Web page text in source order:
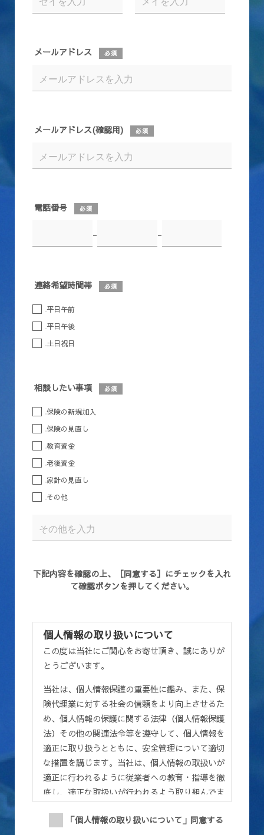
メールアドレス 必須
メールアドレス(確認用) 必須
電話番号 必須
- -
連絡希望時間帯 必須
平日午前
平日午後
土日祝日
相談したい事項 必須
保険の新規加入
保険の見直し
教育資金
老後資金
家計の見直し
その他
下記内容を確認の上、［同意する］にチェックを入れ
て確認ボタンを押してください。
個人情報の取り扱いについて
この度は当社にご関心をお寄せ頂き、誠にありが
とうございます。
当社は、個人情報保護の重要性に鑑み、また、保
険代理業に対する社会の信頼をより向上させるた
め、個人情報の保護に関する法律（個人情報保護
法）その他の関連法令等を遵守して、個人情報を
適正に取り扱うとともに、安全管理について適切
な措置を講じます。当社は、個人情報の取扱いが
適正に行われるように従業者への教育・指導を徹
底し、適正な取扱いが行われるよう取り組んでま
情・相談に迅速に対応し、当社の個人情報の取扱
「個人情報の取り扱いについて」同意する